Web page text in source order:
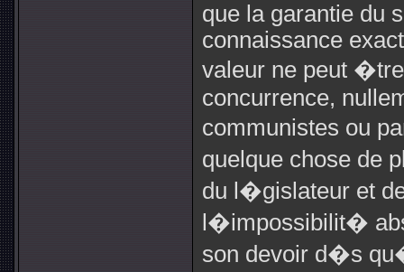
que la garantie du
connaissance
valeur ne peut
concurrence,
communistes ou
quelque chose de
du l�gislateur et
l�impossibilit�
son devoir d�s